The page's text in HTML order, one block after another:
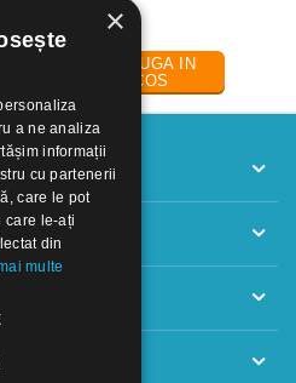
ADAUGA IN
COS
×
a ne analiza
informații
cu partenerii
care le pot
care le-ați
din
multe